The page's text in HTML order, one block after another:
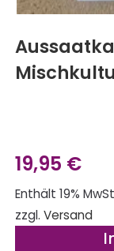
19,95 €
Enthält 19% MwSt
zzgl. Versand